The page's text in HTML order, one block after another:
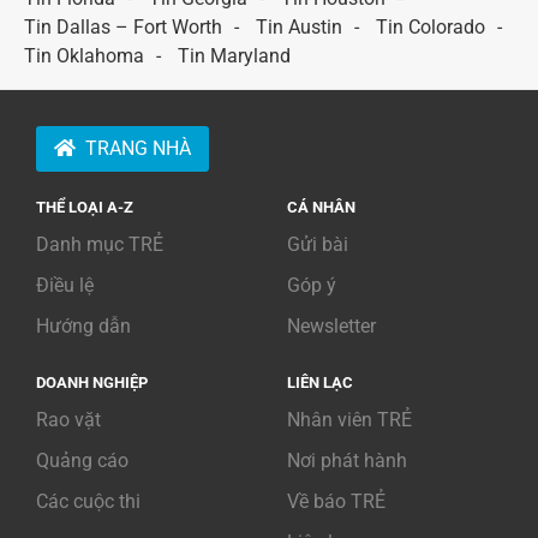
Tin Dallas – Fort Worth
Tin Austin
Tin Colorado
Tin Oklahoma
Tin Maryland
TRANG NHÀ
THỂ LOẠI A-Z
Danh mục TRẺ
Điều lệ
Hướng dẫn
CÁ NHÂN
Gửi bài
Góp ý
Newsletter
DOANH NGHIỆP
Rao vặt
Quảng cáo
Các cuộc thi
LIÊN LẠC
Nhân viên TRẺ
Nơi phát hành
Về báo TRẺ